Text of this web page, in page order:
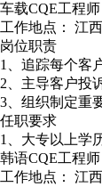
车载CQE工程师
工作地点： 江
岗位职责
1、追踪每个客
2、主导客户投
3、组织制定重
任职要求
1、大专以上学
韩语CQE工程师
工作地点： 江